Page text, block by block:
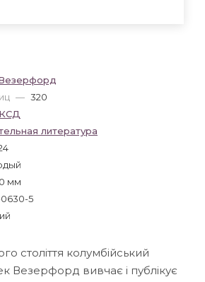
— 320
КСД
литература
мм
0630-5
століття колумбійський
Везерфорд вивчає і публікує